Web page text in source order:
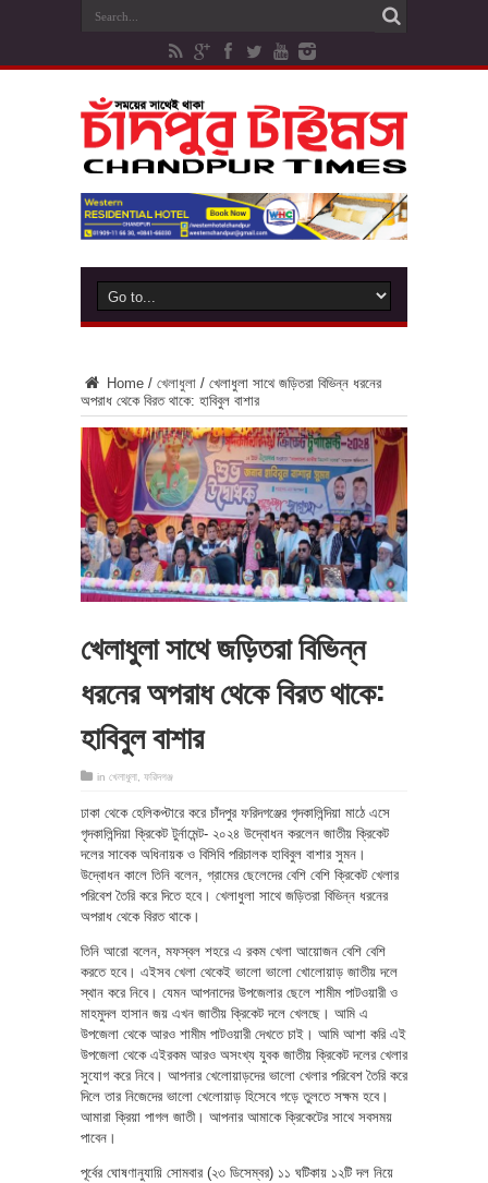
Home / খেলাধুলা / খেলাধুলা সাথে জড়িতরা বিভিন্ন ধরনের
অপরাধ থেকে বিরত থাকে: হাবিবুল বাশার
খেলাধুলা সাথে জড়িতরা বিভিন্ন
ধরনের অপরাধ থেকে বিরত থাকে:
হাবিবুল বাশার
in খেলাধুলা ফরিদগঞ্জ
ঢাকা থেকে হেলিকপ্টারে করে চাঁদপুর ফরিদগঞ্জের গৃদকালিন্দিয়া মাঠে এসে
গৃদকালিন্দিয়া ক্রিকেট টুর্নামেন্ট- ২০২৪ উদ্বোধন করলেন জাতীয় ক্রিকেট
দলের সাবেক অধিনায়ক ও বিসিবি পরিচালক হাবিবুল বাশার সুমন।
উদ্বোধন কালে তিনি বলেন, গ্রামের ছেলেদের বেশি বেশি ক্রিকেট খেলার
পরিবেশ তৈরি করে দিতে হবে। খেলাধুলা সাথে জড়িতরা বিভিন্ন ধরনের
অপরাধ থেকে বিরত থাকে।
তিনি আরো বলেন, মফস্বল শহরে এ রকম খেলা আয়োজন বেশি বেশি
করতে হবে। এইসব খেলা থেকেই ভালো ভালো খোলোয়াড় জাতীয় দলে
স্থান করে নিবে। যেমন আপনাদের উপজেলার ছেলে শামীম পাটওয়ারী ও
মাহমুদল হাসান জয় এখন জাতীয় ক্রিকেট দলে খেলছে। আমি এ
উপজেলা থেকে আরও শামীম পাটওয়ারী দেখতে চাই। আমি আশা করি এই
উপজেলা থেকে এইরকম আরও অসংখ্য যুবক জাতীয় ক্রিকেট দলের খেলার
সুযোগ করে নিবে। আপনার খেলোয়াড়দের ভালো খেলার পরিবেশ তৈরি করে
দিলে তার নিজেদের ভালো খেলোয়াড় হিসেবে গড়ে তুলতে সক্ষম হবে।
আমারা ক্রিয়া পাগল জাতী। আপনার আমাকে ক্রিকেটের সাথে সবসময়
পাবেন।
পূর্বের ঘোষণানুযায়ি সোমবার (২৩ ডিসেম্বর) ১১ ঘটিকায় ১২টি দল নিয়ে